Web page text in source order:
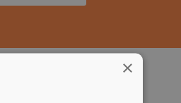
×